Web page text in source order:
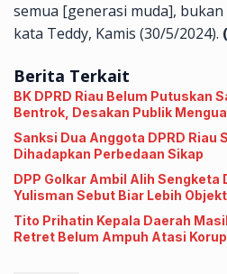
semua [generasi muda], bukan
kata Teddy, Kamis (30/5/2024).
Berita Terkait
BK DPRD Riau Belum Putuskan
Bentrok, Desakan Publik
Sanksi Dua Anggota DPRD Riau
Dihadapkan Perbedaan Sikap
DPP Golkar Ambil Alih Sengketa
Yulisman Sebut Biar Lebih
Tito Prihatin Kepala Daerah
Retret Belum Ampuh Atasi